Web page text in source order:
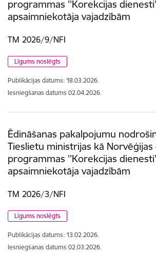
programmas ''Korekcijas
apsaimniekotāja vajadzībām
TM 2026/9/NFI
Līgums noslēgts
Publikācijas datums: 18.03.2026.
Iesniegšanas datums 02.04.2026.
Ēdināšanas pakalpojumu
Tieslietu ministrijas kā
programmas ''Korekcijas
apsaimniekotāja vajadzībām
TM 2026/3/NFI
Līgums noslēgts
Publikācijas datums: 13.02.2026.
Iesniegšanas datums 02.03.2026.